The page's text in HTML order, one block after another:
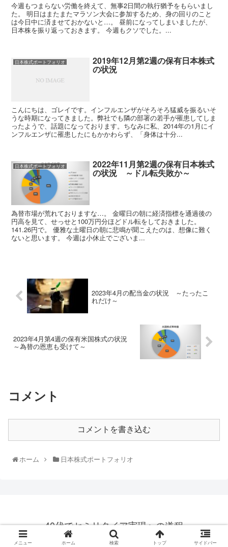
今週もつまらない労働を終えて、無事2日間の執行猶予をもらいまし
た。 明日はまたまたマラソン大会に参加するため、身の回りのこと
は今日中に済ませておかないと…。 昼前になってしまいましたが、
日本株を振り返っておきます。 今週もクソでした。...
日本株式ポートフォリオ 2019年12月第2週の保有日本株式
の状況
こんにちは、ゴレイです。インフルエンザがそろそろ猛威を振るいそ
うな時期になってきました。弊社でも隣の部署の若手が罹患してしま
ったようで、話題になっております。ちなみに私、2014年の1月にイ
ンフルエンザに罹患したにもかかわらず、「身体は十分...
日本株式ポートフォリオ 2022年11月第2週の保有日本株式
の状況 ～ドル転失敗か～
為替市場が荒れておりますな…。 金曜日の朝に経済指標を通過後の
円高を見て、せっせと100万円分ほどドル転をしておきました。
141.26円で。 優雅な土曜日の朝に悲鳴が聞こえたのは、想像に難く
ないと思います。 今週は小休止でございま...
2023年4月の配当金の状況 ～たったこ
れだけ～
2023年4月第4週の保有米国株式の状況
～為替の恩恵も受けて～
コメント
コメントを書き込む
ホーム 日本株式ポートフォリオ
40代でセミリタイア実現への道程
© 2019 40代でセミリタイア実現への道程.
メニュー ホーム 検索 トップ サイドバー